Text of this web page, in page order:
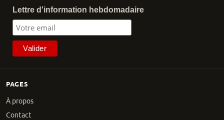
PAGES
À propos
Contact
Lettre d'information hebdomadaire